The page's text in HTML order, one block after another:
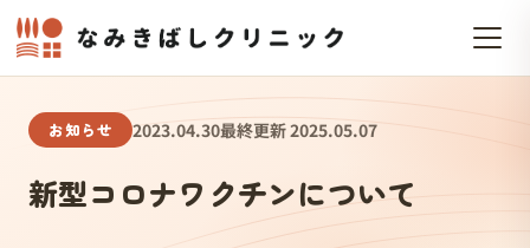
お知らせ 2023.04.30最終更新 2025.05.07
新型コロナワクチンについて